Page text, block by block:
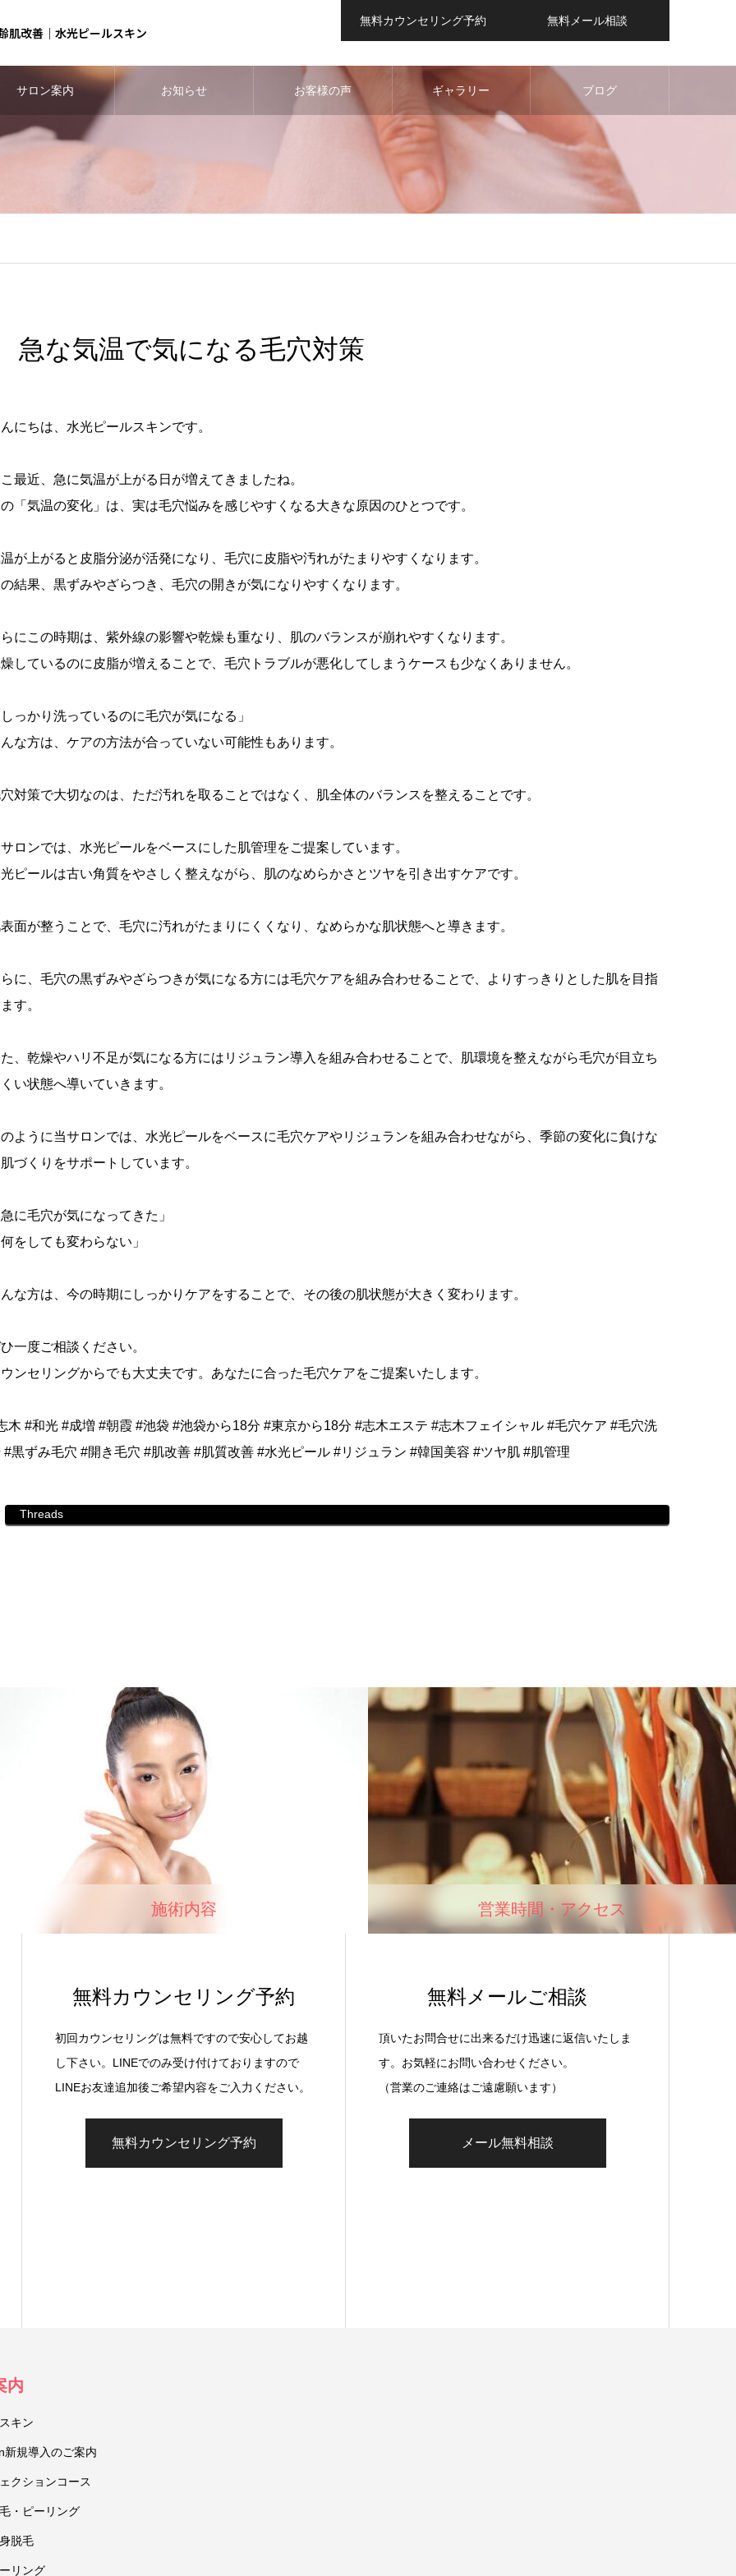
肌改善｜水光ピールスキン
無料カウンセリング予約 無料メール相談
サロン案内 お知らせ お客様の声 ギャラリー ブログ
急な気温で気になる毛穴対策
にちは、水光ピールスキンです。
最近、急に気温が上がる日が増えてきましたね。
「気温の変化」は、実は毛穴悩みを感じやすくなる大きな原因のひとつです。
が上がると皮脂分泌が活発になり、毛穴に皮脂や汚れがたまりやすくなります。
結果、黒ずみやざらつき、毛穴の開きが気になりやすくなります。
にこの時期は、紫外線の影響や乾燥も重なり、肌のバランスが崩れやすくなります。
しているのに皮脂が増えることで、毛穴トラブルが悪化してしまうケースも少なくありません。
っかり洗っているのに毛穴が気になる」
な方は、ケアの方法が合っていない可能性もあります。
対策で大切なのは、ただ汚れを取ることではなく、肌全体のバランスを整えることです。
ロンでは、水光ピールをベースにした肌管理をご提案しています。
ピールは古い角質をやさしく整えながら、肌のなめらかさとツヤを引き出すケアです。
面が整うことで、毛穴に汚れがたまりにくくなり、なめらかな肌状態へと導きます。
に、毛穴の黒ずみやざらつきが気になる方には毛穴ケアを組み合わせることで、よりすっきりとした肌を目指
す。
、乾燥やハリ不足が気になる方にはリジュラン導入を組み合わせることで、肌環境を整えながら毛穴が目立ち
い状態へ導いていきます。
ように当サロンでは、水光ピールをベースに毛穴ケアやリジュランを組み合わせながら、季節の変化に負けな
づくりをサポートしています。
に毛穴が気になってきた」
をしても変わらない」
な方は、今の時期にしっかりケアをすることで、その後の肌状態が大きく変わります。
一度ご相談ください。
ンセリングからでも大丈夫です。あなたに合った毛穴ケアをご提案いたします。
木 #和光 #成増 #朝霞 #池袋 #池袋から18分 #東京から18分 #志木エステ #志木フェイシャル #毛穴ケア #毛穴洗
#黒ずみ毛穴 #開き毛穴 #肌改善 #肌質改善 #水光ピール #リジュラン #韓国美容 #ツヤ肌 #肌管理
Threads
施術内容 営業時間・アクセス
無料カウンセリング予約
初回カウンセリングは無料ですので安心してお越
し下さい。LINEでのみ受け付けておりますので
LINEお友達追加後ご希望内容をご入力ください。
無料カウンセリング予約
無料メールご相談
頂いたお問合せに出来るだけ迅速に返信いたしま
す。お気軽にお問い合わせください。
（営業のご連絡はご遠慮願います）
メール無料相談
内
キン
新規導入のご案内
クションコース
・ピーリング
脱毛
リング